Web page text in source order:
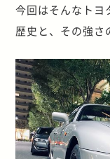
今回はそんなトヨ
歴史と、その強さ